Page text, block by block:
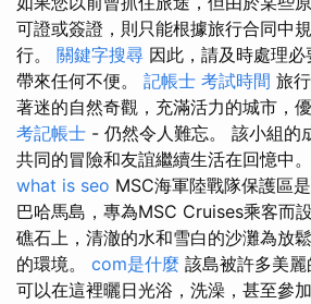
可證或簽證，則只能根據旅行合同中
行。 關鍵字搜尋 因此，請及時處理
帶來任何不便。 記帳士 考試時間 旅
著迷的自然奇觀，充滿活力的城市，
考記帳士 - 仍然令人難忘。 該小組的
共同的冒險和友誼繼續生活在回憶中
what is seo MSC海軍陸戰隊保護區
巴哈馬島，專為MSC Cruises乘客而
礁石上，清澈的水和雪白的沙灘為放
的環境。 com是什麼 該島被許多美
可以在這裡曬日光浴，洗澡，甚至參